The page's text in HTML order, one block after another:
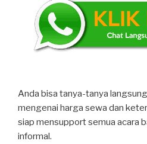
Anda bisa tanya-tanya
mengenai harga sewa dan
siap mensupport semua acara
informal.